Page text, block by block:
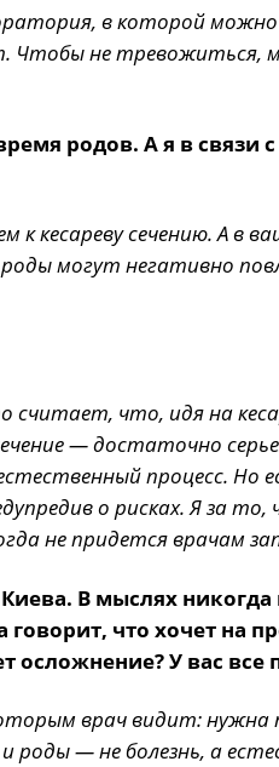
в которой
Чтобы не
родов. А я в связи
к кесареву сечению. А
могут негативно
считает, что, идя на
— достаточно
процесс.
о рисках. Я за
не придется врачам
В мыслях
говорит, что хочет на
осложнение? У вас все
врач видит:
— не болезнь, а